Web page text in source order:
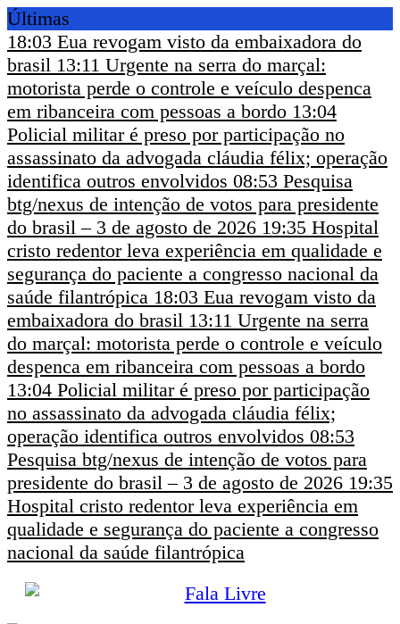
Últimas
18:03 Eua revogam visto da embaixadora do
brasil 13:11 Urgente na serra do marçal:
motorista perde o controle e veículo despenca
em ribanceira com pessoas a bordo 13:04
Policial militar é preso por participação no
assassinato da advogada cláudia félix; operação
identifica outros envolvidos 08:53 Pesquisa
btg/nexus de intenção de votos para presidente
do brasil – 3 de agosto de 2026 19:35 Hospital
cristo redentor leva experiência em qualidade e
segurança do paciente a congresso nacional da
saúde filantrópica 18:03 Eua revogam visto da
embaixadora do brasil 13:11 Urgente na serra
do marçal: motorista perde o controle e veículo
despenca em ribanceira com pessoas a bordo
13:04 Policial militar é preso por participação
no assassinato da advogada cláudia félix;
operação identifica outros envolvidos 08:53
Pesquisa btg/nexus de intenção de votos para
presidente do brasil – 3 de agosto de 2026 19:35
Hospital cristo redentor leva experiência em
qualidade e segurança do paciente a congresso
nacional da saúde filantrópica